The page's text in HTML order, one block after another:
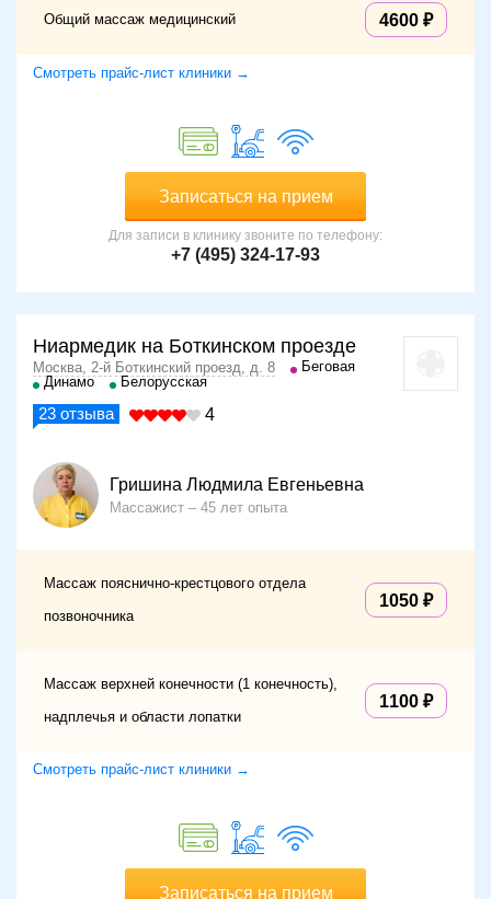
Общий массаж медицинский 4600
Смотреть прайс-лист клиники →
Записаться на прием
Для записи в клинику звоните по телефону:
+7 (495) 324-17-93
Ниармедик на Боткинском проезде
Москва, 2-й Боткинский проезд, д. 8
Беговая
Динамо
Белорусская
23 отзыва 4
Гришина Людмила Евгеньевна
Массажист 45 лет опыта
Массаж пояснично-крестцового отдела
позвоночника
1050
Массаж верхней конечности (1 конечность),
надплечья и области лопатки
1100
Смотреть прайс-лист клиники →
Записаться на прием